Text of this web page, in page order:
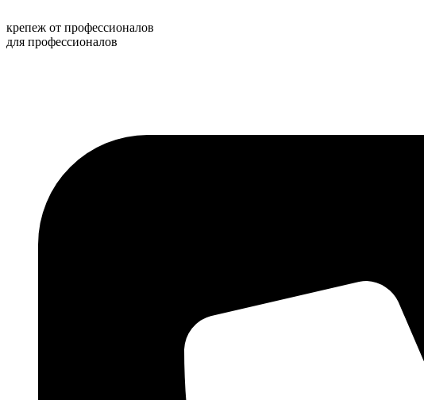
к
содержимому
крепеж от профессионалов
для профессионалов